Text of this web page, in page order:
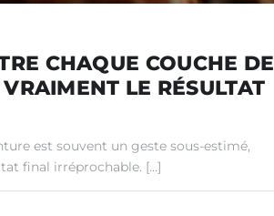
CHAQUE COUCHE DE
LE RÉSULTAT
est souvent un geste sous-estimé,
final irréprochable. […]